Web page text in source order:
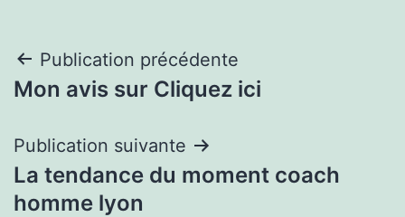
Navigation
de
l’article
Publication précédente
Mon avis sur Cliquez ici
Publication suivante
La tendance du moment coach
homme lyon